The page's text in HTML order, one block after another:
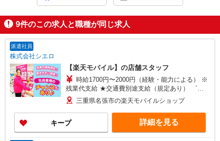
9件のこの求人と職種が同じ求人
派遣社員
株式会社シエロ
【楽天モバイル】の店舗スタッフ
時給1700円〜2000円（経験・能力による） ※
残業代支給 ★交通費別途支給（規定あり） ゜
+゜・。○。・゜+゜・。○。・゜+゜ 入社祝い金10
万円支給(規定有) お友達を紹介頂くと, インセンテ
ィブ支給(規定有) ★月2回払い・週払い可能（規程
有）★ ゜・。○。・゜+゜・。○。・゜+゜
三重県名張市の楽天モバイルショップ
キープ 詳細を見る